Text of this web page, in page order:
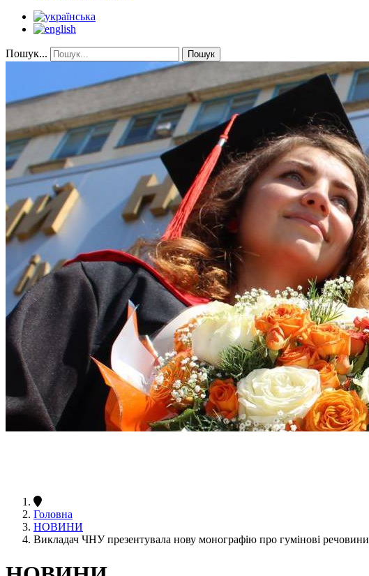
Пошук... Пошук
Головна
НОВИНИ
Викладач ЧНУ презентувала нову монографію про гумінові речовини